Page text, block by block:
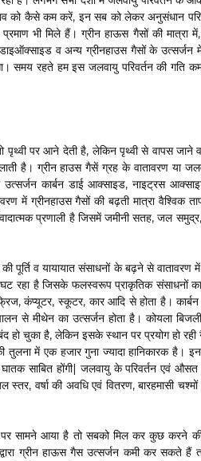
कैसे कम करें, इन सब को लेकर अनुसंधान
भी मिले हैं। ग्रीन हाऊस गैसों की मात्रा
व अन्य ग्रीनहाउस गैसों के उत्सर्जन
समय रहते हम इस जलवायु परिवर्तन की
पर आने देती है, लेकिन पृथ्वी से वापस जाने
है। ग्रीन हाउस गैसें ग्रह के वातावरण या
कार्बन डाई आक्साइड, नाइट्रस आक्साइड,
में ग्रीनहाउस गैसों की बढ़ती मात्रा वैश्विक
प्रणाली है जिसमें जमीनी सतह, जल
पूर्ति व यायायात संसाधनों के बढ़ने से वातावरण में
रहा है जिसके फलस्वरूप प्राकृतिक संसाधनों का
कंप्यूटर, स्कूटर, कार आदि से होता है।
से मीथेन का उत्सर्जन होता है। कोयला
हो चुका है, लेकिन इसके स्थान पर प्रयोग हो रही
में एक हजार गुना ज्यादा हानिकारक है।
साबित होंगी| जलवायु के परिवर्तन एवं औसत
वर्षा की अवधि एवं वितरण, बारहमासी चश्मों में
पर सामने आया है तो सबको मिल कर कुछ
ग्रीन हाऊस गैस उत्सर्जन कमी कर सकते हैं